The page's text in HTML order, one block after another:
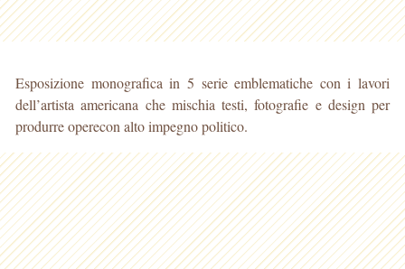
Esposizione monografica in 5 serie emblematiche con i lavori
dell’artista americana che mischia testi, fotografie e design per
produrre operecon alto impegno politico.